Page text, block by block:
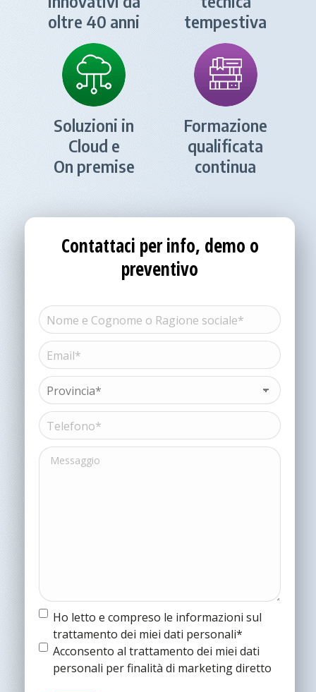
oltre 40 anni
tempestiva
Soluzioni in
Cloud e
On premise
Formazione
qualificata
continua
Contattaci per info, demo o
preventivo
Nome
e
Cognome
o
Ragione
sociale*
(Obbligatorio)
Nome
Email*
(Obbligatorio)
Provincia*
(Obbligatorio)
Telefono*
(Obbligatorio)
Messaggio
Termine
condizioni
Ho letto e compreso le informazioni sul
trattamento dei miei dati personali*
Termine
condizioni
Acconsento al trattamento dei miei dati
personali per finalità di marketing diretto